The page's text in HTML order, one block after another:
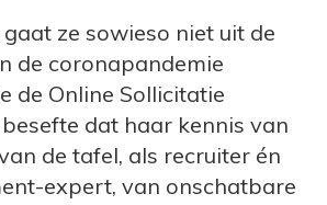
ze sowieso niet uit de
de coronapandemie
de Online Sollicitatie
dat haar kennis van
de tafel, als recruiter én
expert, van onschatbare